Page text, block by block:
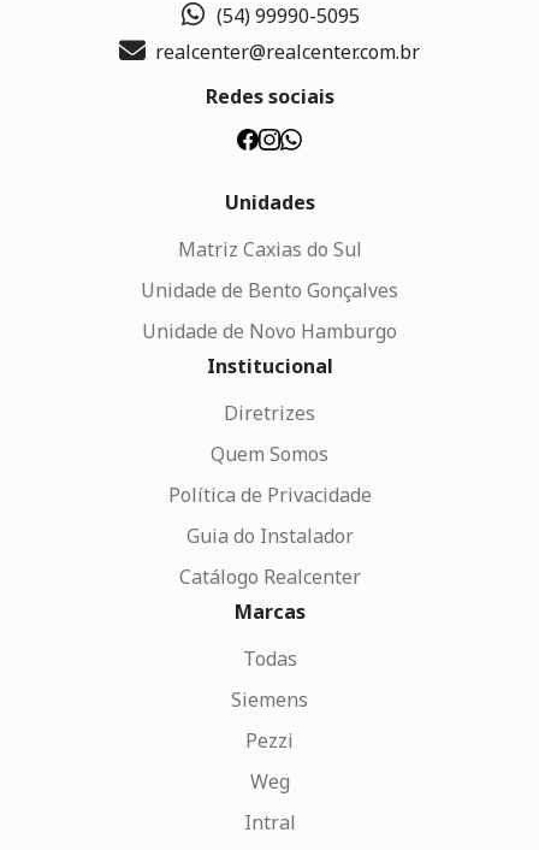
(54) 99990-5095
realcenter@realcenter.com.br
Redes sociais
Unidades
Matriz Caxias do Sul
Unidade de Bento Gonçalves
Unidade de Novo Hamburgo
Institucional
Diretrizes
Quem Somos
Política de Privacidade
Guia do Instalador
Catálogo Realcenter
Marcas
Todas
Siemens
Pezzi
Weg
Intral